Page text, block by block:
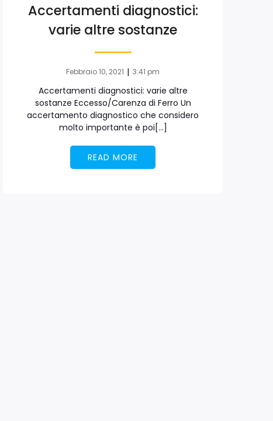
Accertamenti diagnostici:
varie altre sostanze
Febbraio 10, 2021 | 3:41 pm
Accertamenti diagnostici: varie altre
sostanze Eccesso/Carenza di Ferro Un
accertamento diagnostico che considero
molto importante è poi[…]
READ MORE